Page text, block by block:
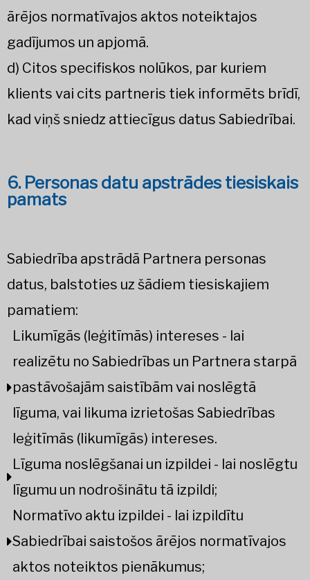
ārējos normatīvajos aktos noteiktajos
gadījumos un apjomā.
d) Citos specifiskos nolūkos, par kuriem
klients vai cits partneris tiek informēts brīdī,
kad viņš sniedz attiecīgus datus Sabiedrībai.
6. Personas datu apstrādes tiesiskais
pamats
Sabiedrība apstrādā Partnera personas
datus, balstoties uz šādiem tiesiskajiem
pamatiem:
Likumīgās (leģitīmās) intereses - lai
realizētu no Sabiedrības un Partnera starpā
pastāvošajām saistībām vai noslēgtā
līguma, vai likuma izrietošas Sabiedrības
leģitīmās (likumīgās) intereses.
Līguma noslēgšanai un izpildei - lai noslēgtu
līgumu un nodrošinātu tā izpildi;
Normatīvo aktu izpildei - lai izpildītu
Sabiedrībai saistošos ārējos normatīvajos
aktos noteiktos pienākumus;